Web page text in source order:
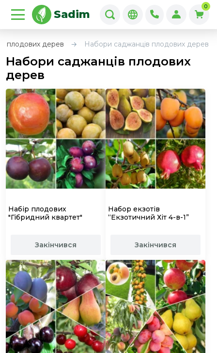
Sadim
0
плодових дерев Набори саджанців плодових дерев
Набори саджанців плодових
дерев
Набір плодових
"Гібридний квартет"
Закінчився
Набор екзотів
“Екзотичний Хіт 4-в-1”
Закінчився